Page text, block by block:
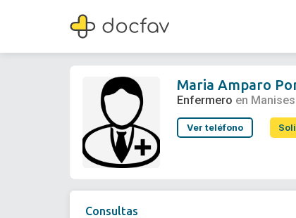
Maria Amparo Pons Blanca
Enfermero
Maria Amparo
Enfermero en Manises
Ver teléfono
Consultas